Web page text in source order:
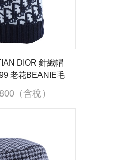
DIOR 針織帽
老花BEANIE毛
（含稅）